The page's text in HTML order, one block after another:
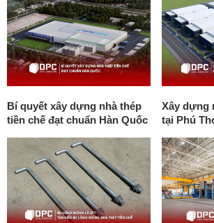
Bí quyết xây dựng nhà thép
tiền chế đạt chuẩn Hàn Quốc
Xây dựng
tại Phú